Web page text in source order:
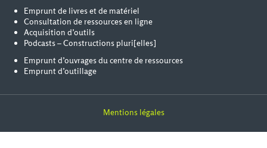
Emprunt de livres et de matériel
Consultation de ressources en ligne
Acquisition d’outils
Podcasts – Constructions pluri[elles]
Emprunt d’ouvrages du centre de ressources
Emprunt d’outillage
Mentions légales